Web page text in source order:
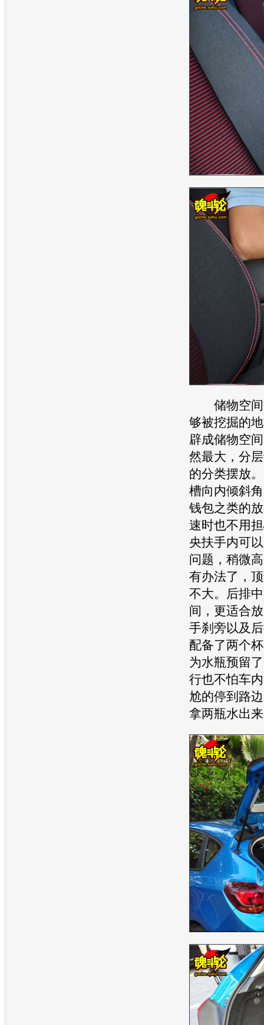
储物空间
够被挖掘的
辟成储物空
然最大，分
的分类摆放
槽向内倾斜
钱包之类的
速时也不用
央扶手内可
问题，稍微
有办法了，
不大。后排
间，更适合
手刹旁以及
配备了两个
为水瓶预留
行也不怕车
尬的停到路
拿两瓶水出